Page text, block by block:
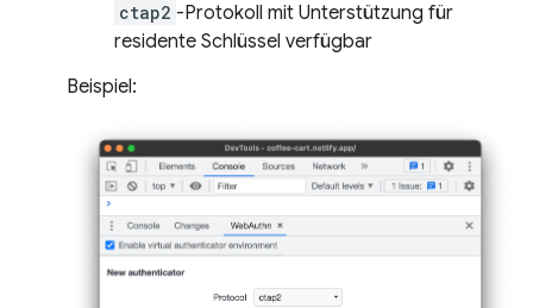
ctap2 -Protokoll mit Unterstützung für
residente Schlüssel verfügbar
Beispiel: